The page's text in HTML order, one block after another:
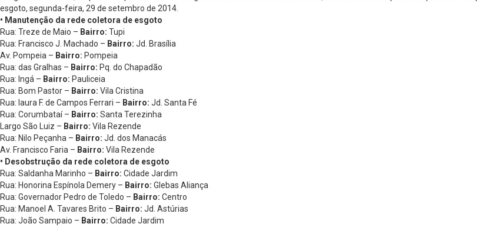
esgoto, segunda-feira, 29 de setembro de 2014.
• Manutenção da rede coletora de esgoto
Rua: Treze de Maio – Bairro: Tupi
Rua: Francisco J. Machado – Bairro: Jd. Brasília
Av. Pompeia – Bairro: Pompeia
Rua: das Gralhas – Bairro: Pq. do Chapadão
Rua: Ingá – Bairro: Pauliceia
Rua: Bom Pastor – Bairro: Vila Cristina
Rua: laura F. de Campos Ferrari – Bairro: Jd. Santa Fé
Rua: Corumbataí – Bairro: Santa Terezinha
Largo São Luiz – Bairro: Vila Rezende
Rua: Nilo Peçanha – Bairro: Jd. dos Manacás
Av. Francisco Faria – Bairro: Vila Rezende
• Desobstrução da rede coletora de esgoto
Rua: Saldanha Marinho – Bairro: Cidade Jardim
Rua: Honorina Espínola Demery – Bairro: Glebas Aliança
Rua: Governador Pedro de Toledo – Bairro: Centro
Rua: Manoel A. Tavares Brito – Bairro: Jd. Astúrias
Rua: João Sampaio – Bairro: Cidade Jardim